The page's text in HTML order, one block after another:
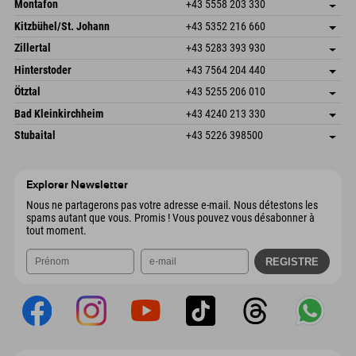
Montafon +43 5558 203 330
Dorfstr. 127b
6793 Gaschurn/Montafon
Autriche
Enregistrer l'adresse
Informations d'arrivée
Réservation
Kitzbühel/St. Johann +43 5352 216 660
Speckbacherstraße 87
Autriche
Enregistrer l'adresse
Réservation
Zillertal +43 5283 393 930
Schmiedau 2
6272 Kaltenbach im Zillertal
Autriche
Enregistrer l'adresse
Informations d'arrivée
Réservation
Hinterstoder +43 7564 204 440
Freizeitpark 10
Autriche
Enregistrer l'adresse
Réservation
Ötztal +43 5255 206 010
Gscheat 14
6441 Umhausen
Autriche
Enregistrer l'adresse
Informations d'arrivée
Réservation
Bad Kleinkirchheim +43 4240 213 330
Dorfstraße 24
Enregistrer l'adresse
Stubaital +43 5226 398500
Explorer Newsletter
Nous ne partagerons pas votre adresse e-mail. Nous détestons les
spams autant que vous. Promis ! Vous pouvez vous désabonner à
tout moment.